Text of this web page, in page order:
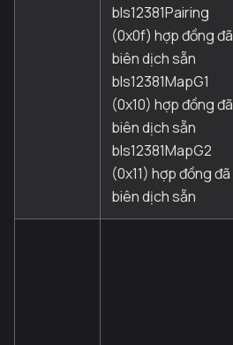
bls12381Pairing
(0x0f) hợp đồng đã
biên dịch sẵn
bls12381MapG1
(0x10) hợp đồng đã
biên dịch sẵn
bls12381MapG2
(0x11) hợp đồng đã
biên dịch sẵn